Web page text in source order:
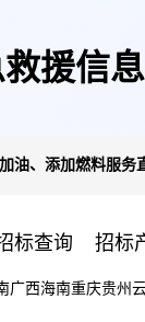
援信
油、添加燃料服
标查询 招标
广西海南重庆贵州